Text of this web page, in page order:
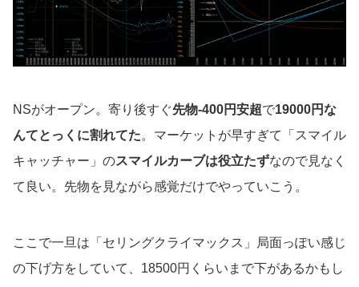
NSがオープン。寄り後すぐ先物-400円安超で19000円な
んてとっくに割れてた。マーケットが早すぎて「スマイル
キャッチャー」のスマイルカーブは役立たずなので見なく
て良い。先物を見ながら感覚だけでやっていこう。
ここで一旦は「セリングクライマックス」局面っぽい感じ
の下げ方をしていて、18500円くらいまで下があるかもし